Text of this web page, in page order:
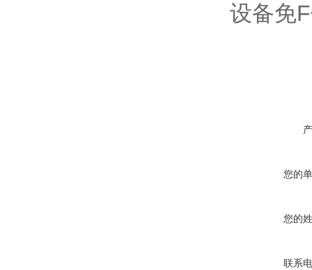
设备免F
您的
您的
联系